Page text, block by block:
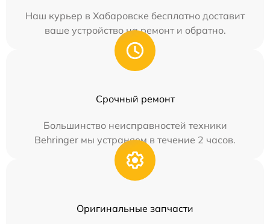
Наш курьер в Хабаровске бесплатно доставит
ваше устройство на ремонт и обратно.
Срочный ремонт
Большинство неисправностей техники
Behringer мы устраняем в течение 2 часов.
Оригинальные запчасти